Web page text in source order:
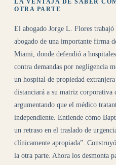
OTRA PARTE
El abogado Jorge L. Flores
abogado de una importante firma
Miami, donde defendió a
contra demandas por negligencia
un hospital de propiedad
distanciará a su matriz corporativa
argumentando que el médico
independiente. Entiende cómo
un retraso en el traslado de
clínicamente apropiada”.
la otra parte. Ahora los desmonta